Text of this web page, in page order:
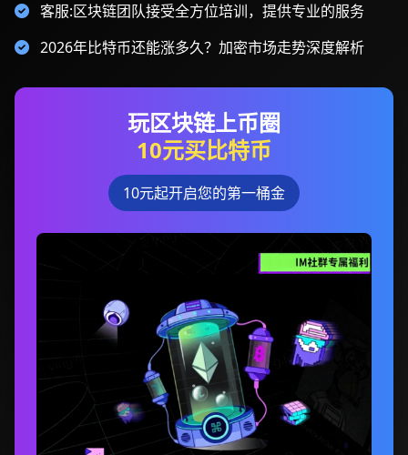
客服:区块链团队接受全方位培训，提供专业的服务
2026年比特币还能涨多久？加密市场走势深度解析
玩区块链上币圈
10元买比特币
10元起开启您的第一桶金